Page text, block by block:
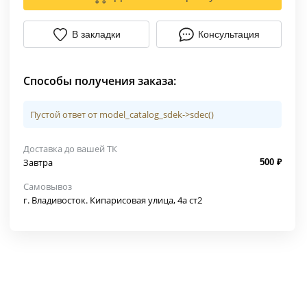
В закладки Консультация
Способы получения заказа:
Пустой ответ от model_catalog_sdek->sdec()
Доставка до вашей ТК
Завтра
500 ₽
Самовывоз
г. Владивосток. Кипарисовая улица, 4а ст2